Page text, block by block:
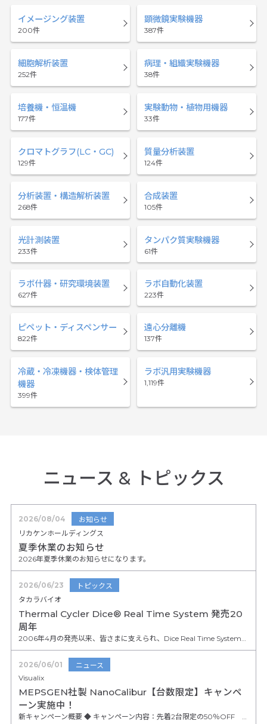
イメージング装置
200
顕微鏡実験機器
387
細胞解析装置
252
病理・組織実験機器
38
培養機・恒温機
177
実験動物・植物用機器
33
クロマトグラフ(LC・GC)
129
質量分析装置
124
分析装置・構造解析装置
268
合成装置
105
光計測装置
233
タンパク質実験機器
61
ラボ什器・研究環境装置
627
ラボ自動化装置
223
ピペット・ディスペンサー
822
遠心分離機
137
冷蔵・冷凍機器・検体管理
機器
399
ラボ汎用実験機器
1,119
ニュース & トピックス
2026/08/04
お知らせ
リカケンホールディングス
夏季休業のお知らせ
2026年夏季休業のお知らせになります。
2026/06/23
トピックス
タカラバイオ
Thermal Cycler Dice® Real Time System 発売20
周年
2006年4月の発売以来、皆さまに支えられ、Dice Real Time Systemシリーズは2026年4月に20周年を迎えました。
2026/06/01
ニュース
Visualix
MEPSGEN社製 NanoCalibur【台数限定】キャンペ
ーン実施中！
新キャンペーン概要 ◆ キャンペーン内容：先着2台限定の50％OFF Nanocalibur本体定価：1,800万円→特別価格:900万円